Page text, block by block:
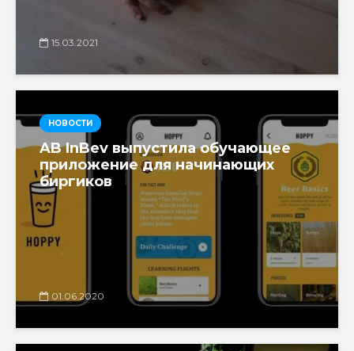
15.03.2021
НОВОСТИ
AB InBev выпустила обучающее
приложение для начинающих
биргиков
01.06.2020